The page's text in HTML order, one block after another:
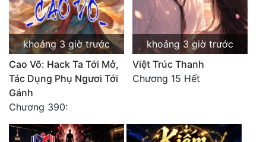
khoảng 3 giờ trước
Cao Võ: Hack Ta Tới Mở,
Tác Dụng Phụ Ngươi Tới
Gánh
Chương 390:
khoảng 3 giờ trước
Việt Trúc Thanh
Chương 15 Hết